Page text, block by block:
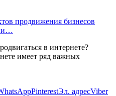
продвижения бизнесов
в интернете?
имеет ряд важных
PinterestЭл. адресViber